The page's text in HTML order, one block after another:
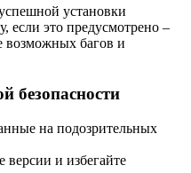
установки
если это предусмотрено –
возможных багов и
безопасности
на подозрительных
версии и избегайте